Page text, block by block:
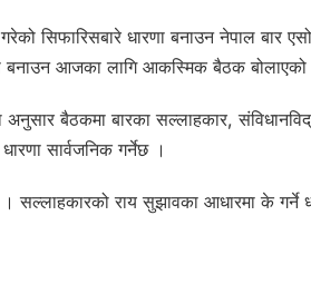
गरेको सिफारिसबारे धारणा बनाउन नेपाल
बनाउन आजका लागि आकस्मिक बैठक
बैठकमा बारका सल्लाहकार,
सार्वजनिक गर्नेछ ।
सल्लाहकारको राय सुझावका आधारमा के गर्ने